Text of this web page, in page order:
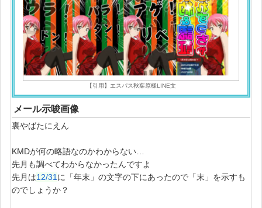
【引用】エスパス秋葉原様LINE文
メール示唆画像
裏やばたにえん
KMDが何の略語なのかわからない…
先月も調べてわからなかったんですよ
先月は12/31 に「年末」の文字の下にあったので「末」を示すも
のでしょうか？